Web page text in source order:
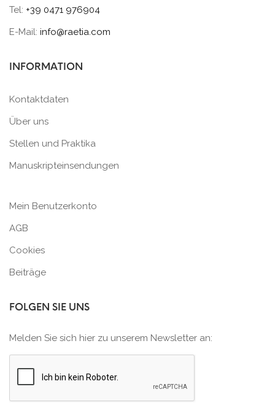
Tel: +39 0471 976904
E-Mail: info@raetia.com
INFORMATION
Kontaktdaten
Über uns
Stellen und Praktika
Manuskripteinsendungen
Mein Benutzerkonto
AGB
Cookies
Beiträge
FOLGEN SIE UNS
Melden Sie sich hier zu unserem Newsletter an: